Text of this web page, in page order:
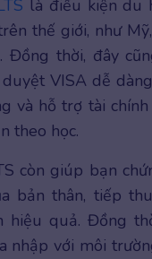
là điều kiện du
thế giới, như
Đồng thời, đây
VISA dễ
và hỗ trợ tài
theo học.
còn giúp bạn
bản thân, tiếp
hiệu quả. Đồng
nhập với môi